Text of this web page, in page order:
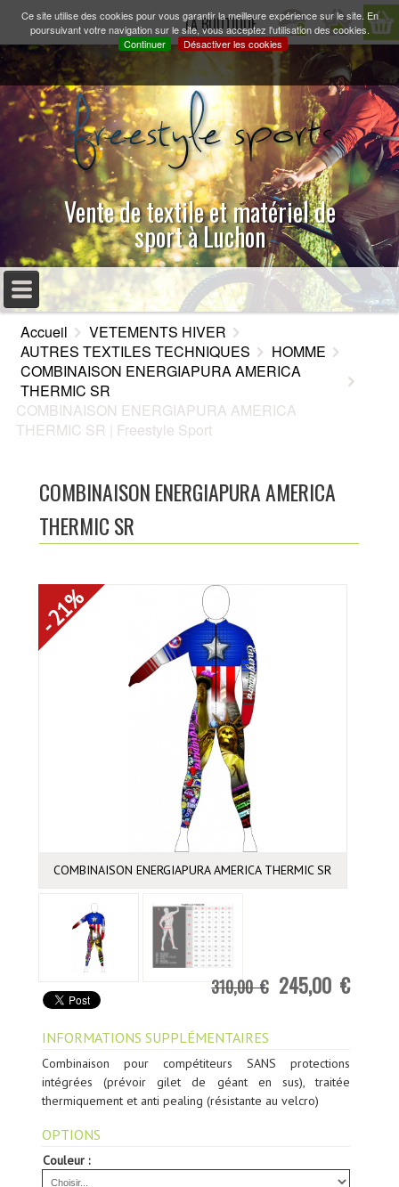
Ce site utilise des cookies pour vous garantir la meilleure expérience sur le site. En
poursuivant votre navigation sur le site, vous acceptez l'utilisation des cookies.
Continuer
Désactiver les cookies
LA BOUTIQUE
Vente de textile et matériel de
sport à Luchon
MENU PRINCIPAL
ACCUEIL
PRÉSENTATION
ACTUALITÉS
CRÉER UN COMPTE
LIENS UTILES
CONTACTEZ-NOUS
LOCATION DE SKI
Accueil
VETEMENTS HIVER
AUTRES TEXTILES TECHNIQUES
HOMME
COMBINAISON ENERGIAPURA AMERICA
THERMIC SR
COMBINAISON ENERGIAPURA AMERICA
THERMIC SR | Freestyle Sport
COMBINAISON ENERGIAPURA AMERICA
THERMIC SR
- 21%
COMBINAISON ENERGIAPURA AMERICA THERMIC SR
310,00 € 245,00 €
INFORMATIONS SUPPLÉMENTAIRES
Combinaison pour compétiteurs SANS protections
intégrées (prévoir gilet de géant en sus), traitée
thermiquement et anti pealing (résistante au velcro)
OPTIONS
Couleur :